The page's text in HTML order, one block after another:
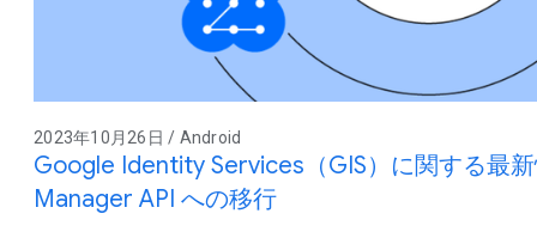
2023年10月26日 / Android
Google Identity Services（GIS）に関する最
Manager API への移行